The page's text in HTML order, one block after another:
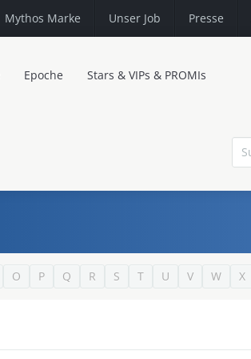
Mythos Marke Unser Job Presse
Epoche Stars & VIPs & PROMIs
O P Q R S T U V W X